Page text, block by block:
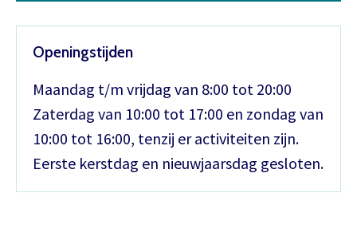
Openingstijden
Maandag t/m vrijdag van 8:00 tot 20:00
Zaterdag van 10:00 tot 17:00 en zondag van
10:00 tot 16:00, tenzij er activiteiten zijn.
Eerste kerstdag en nieuwjaarsdag gesloten.